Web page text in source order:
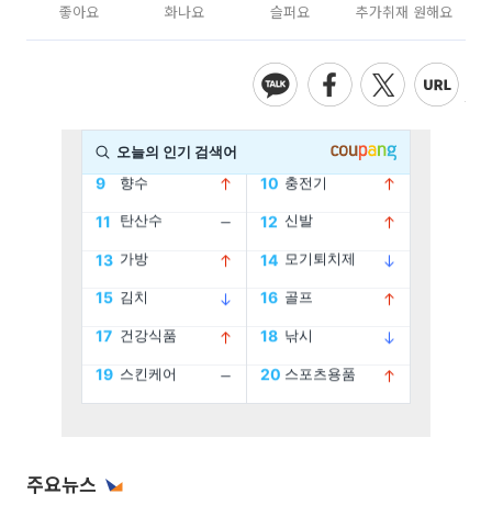
좋아요 화나요 슬퍼요 추가취재 원해요
주요뉴스